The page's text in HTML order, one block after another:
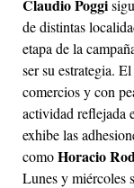
Claudio Poggi
de distintas
etapa de la
ser su estrategia.
comercios y con
actividad reflejada
exhibe las
comoHoracio
Lunes y miércoles